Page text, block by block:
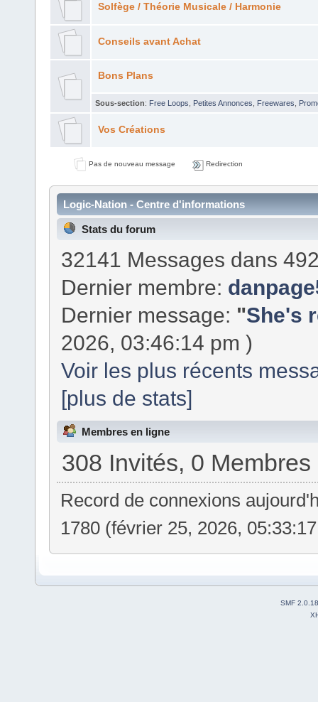
Solfège / Théorie Musicale / Harmonie
Conseils avant Achat
Bons Plans
Sous-section: Free Loops Petites Annonces Freewares
Vos Créations
Pas de nouveau message Redirection
Logic-Nation - Centre d'informations
Stats du forum
32141 Messages dans
Dernier membre:
Dernier message: "She's
2026, 03:46:14 pm )
Voir les plus récents
[plus de stats]
Membres en ligne
308 Invités, 0 Membres
Record de connexions
1780 (février 25, 2026,
SMF 2.0.18